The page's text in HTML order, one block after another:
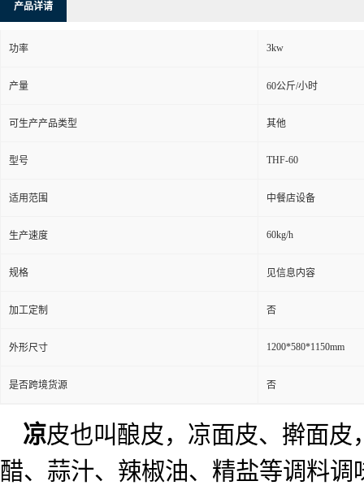
产品详请
功率 3kw
产量 60公斤/小时
可生产产品类型 其他
型号 THF-60
适用范围 中餐店设备
生产速度 60kg/h
规格 见信息内容
加工定制 否
外形尺寸 1200*580*1150mm
是否跨境货源 否
凉皮也叫酿皮，凉面皮、擀面
醋、蒜汁、辣椒油、精盐等调料